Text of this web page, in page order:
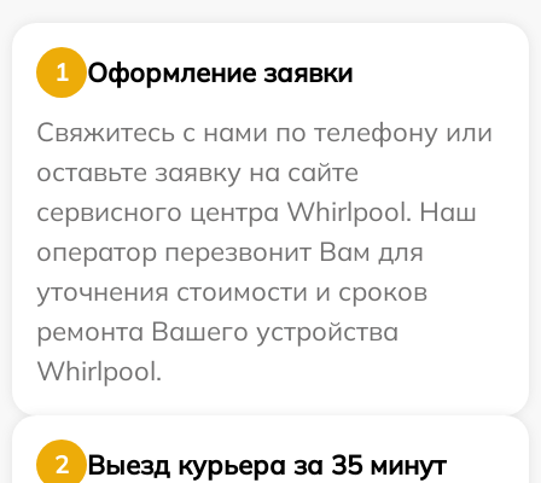
1
Оформление заявки
Свяжитесь с нами по телефону или
оставьте заявку на сайте
сервисного центра Whirlpool. Наш
оператор перезвонит Вам для
уточнения стоимости и сроков
ремонта Вашего устройства
Whirlpool.
2
Выезд курьера за 35 минут